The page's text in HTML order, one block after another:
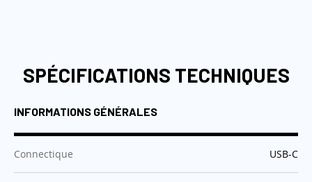
SPÉCIFICATIONS TECHNIQUES
INFORMATIONS GÉNÉRALES
Connectique :USB-C